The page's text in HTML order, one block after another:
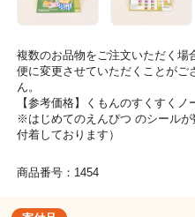
複数のお品物をご注文いただく場
便に変更させていただくことがご
ん。
【参考価格】くもんのすくすくノ
※はじめてのえんぴつ のシール
付着しております）
商品番号：1454